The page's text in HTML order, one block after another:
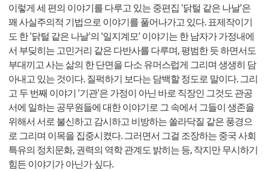
이렇게 세 편의 이야기를 다루고 있는 중편집 '닭털 같은 나날'은
꽤 사실주의적 기법으로 이야기를 풀어나가고 있다. 표제작이기
도 한 '닭털 같은 나날'의 '일지계모' 이야기는 한 남자가 가정내에
서 부딪히는 고민거리 같은 다반사를 다루며, 평범한 듯 하면서도
부대끼고 사는 삶의 한 단면을 다소 유머스럽게 그리며 생생히 담
아내고 있는 것이다. 질퍽하기 보다는 담백할 정도로 말이다. 그리
고 두 번째 이야기 '기관'은 가정이 아닌 바로 직장인 그것도 관공
서에 일하는 공무원들에 대한 이야기로 그 속에서 그들이 생존을
위해서 서로 불신하고 감시하고 비방하는 쏠라닥질 같은 풍경으
로 그리며 이목을 집중시켰다. 그러면서 그걸 조장하는 중국 사회
특유의 정치문화, 권력의 역학 관계도 밝히는 등, 작지만 무시하기
힘든 이야기가 아닌가 싶다.